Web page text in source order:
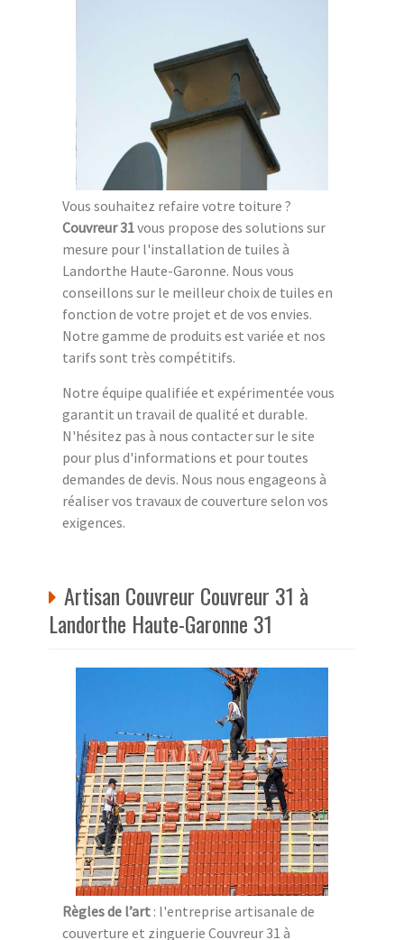
Vous souhaitez refaire votre toiture ?
Couvreur 31vous propose des solutions sur
mesure pour l'installation de tuiles à
Landorthe Haute-Garonne. Nous vous
conseillons sur le meilleur choix de tuiles en
fonction de votre projet et de vos envies.
Notre gamme de produits est variée et nos
tarifs sont très compétitifs.
Notre équipe qualifiée et expérimentée vous
garantit un travail de qualité et durable.
N'hésitez pas à nous contacter sur le site
pour plus d'informations et pour toutes
demandes de devis. Nous nous engageons à
réaliser vos travaux de couverture selon vos
exigences.
Artisan Couvreur Couvreur 31 à
Landorthe Haute-Garonne 31
Règles de l’art : l'entreprise artisanale de
couverture et zinguerie Couvreur 31 à